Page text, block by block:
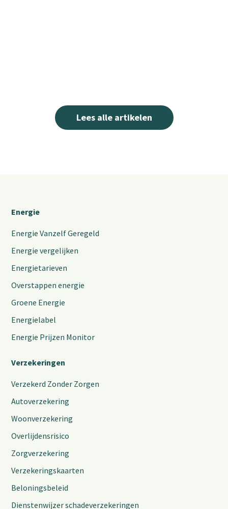
Lees alle artikelen
Energie
Energie Vanzelf Geregeld
Energie vergelijken
Energietarieven
Overstappen energie
Groene Energie
Energielabel
Energie Prijzen Monitor
Verzekeringen
Verzekerd Zonder Zorgen
Autoverzekering
Woonverzekering
Overlijdensrisico
Zorgverzekering
Verzekeringskaarten
Beloningsbeleid
Dienstenwijzer schadeverzekeringen